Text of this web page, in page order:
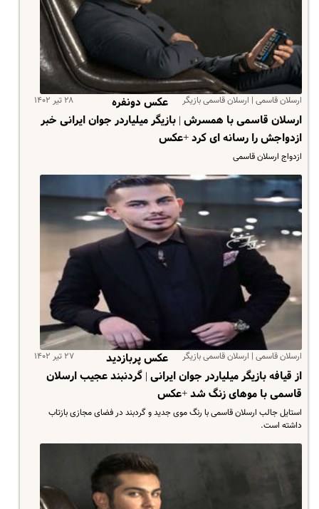
ارسلان قاسمی | ارسلان قاسمی بازیگر ۲۸ تیر ۱۴۰۲
عکس دونفره
ارسلان قاسمی با همسرش | بازیگر میلیاردر جوان ایرانی خبر
ازدواجش را رسانه ای کرد +عکس
ازدواج ارسلان قاسمی
ارسلان قاسمی | ارسلان قاسمی بازیگر ۲۷ تیر ۱۴۰۲
عکس پربازدید
از قیافه بازیگر میلیاردر جوان ایرانی | گردنبند عجیب ارسلان
قاسمی با موهای زنگ شد +عکس
استایل جالب ارسلان قاسمی با رنگ موی جدید و گردبند در فضای مجازی بازتاب
داشته است.